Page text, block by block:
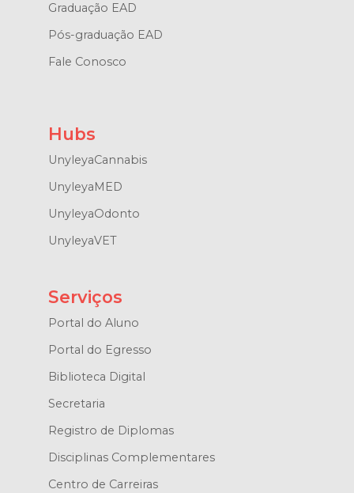
Graduação EAD
Pós-graduação EAD
Fale Conosco
Hubs
UnyleyaCannabis
UnyleyaMED
UnyleyaOdonto
UnyleyaVET
Serviços
Portal do Aluno
Portal do Egresso
Biblioteca Digital
Secretaria
Registro de Diplomas
Disciplinas Complementares
Centro de Carreiras